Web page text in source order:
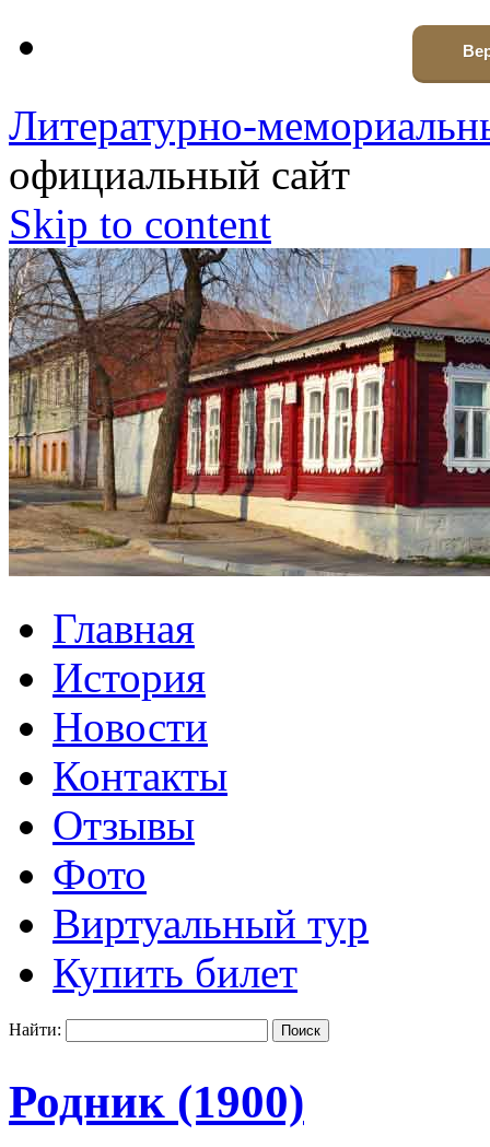
Литературно-
официальный сайт
Skip to content
Главная
История
Новости
Контакты
Отзывы
Фото
Виртуальный тур
Купить билет
Найти:
Родник (1900)